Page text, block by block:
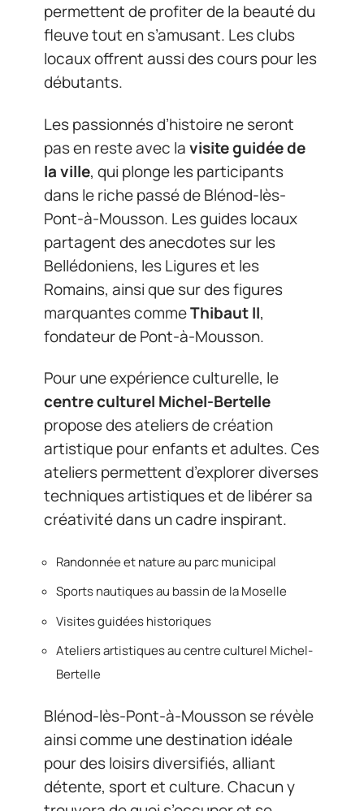
permettent de profiter de la beauté du
fleuve tout en s’amusant. Les clubs
locaux offrent aussi des cours pour les
débutants.
Les passionnés d’histoire ne seront
pas en reste avec lavisite guidée de
la ville, qui plonge les participants
dans le riche passé de Blénod-lès-
Pont-à-Mousson. Les guides locaux
partagent des anecdotes sur les
Bellédoniens, les Ligures et les
Romains, ainsi que sur des figures
marquantes commeThibaut II,
fondateur de Pont-à-Mousson.
Pour une expérience culturelle, le
centre culturel Michel-Bertelle
propose des ateliers de création
artistique pour enfants et adultes. Ces
ateliers permettent d’explorer diverses
techniques artistiques et de libérer sa
créativité dans un cadre inspirant.
Randonnée et nature au parc municipal
Sports nautiques au bassin de la Moselle
Visites guidées historiques
Ateliers artistiques au centre culturel Michel-
Bertelle
Blénod-lès-Pont-à-Mousson se révèle
ainsi comme une destination idéale
pour des loisirs diversifiés, alliant
détente, sport et culture. Chacun y